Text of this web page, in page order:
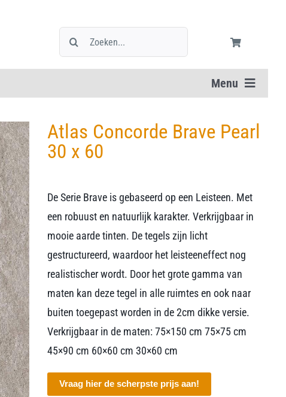
Zoeken
naar:
Menu
Atlas Concorde Brave Pearl
30 x 60
De Serie Brave is gebaseerd op een Leisteen. Met
een robuust en natuurlijk karakter. Verkrijgbaar in
mooie aarde tinten. De tegels zijn licht
gestructureerd, waardoor het leisteeneffect nog
realistischer wordt. Door het grote gamma van
maten kan deze tegel in alle ruimtes en ook naar
buiten toegepast worden in de 2cm dikke versie.
Verkrijgbaar in de maten: 75×150 cm 75×75 cm
45×90 cm 60×60 cm 30×60 cm
Vraag hier de scherpste prijs aan!